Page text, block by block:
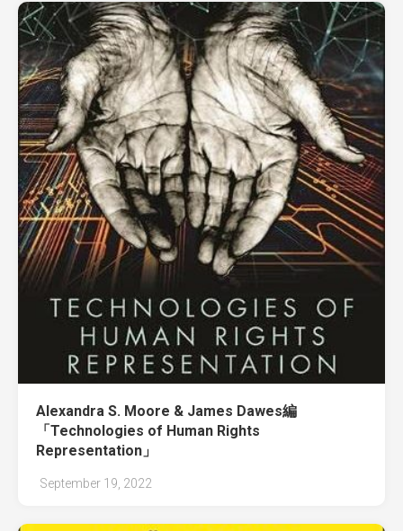
Alexandra S. Moore & James Dawes編
「Technologies of Human Rights
Representation」
September 19, 2022